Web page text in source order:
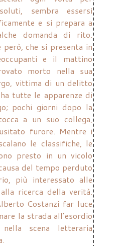
sembra essersi
e si prepara a
domanda di rito.
però, che si presenta in
e il mattino
morto nella sua
vittima di un delitto
tutte le apparenze di
pochi giorni dopo la
a un suo collega,
furore. Mentre i
le classifiche, le
presto in un vicolo
del tempo perduto
più interessato alle
ricerca della verità.
Costanzi far luce
la strada all’esordio
scena letteraria